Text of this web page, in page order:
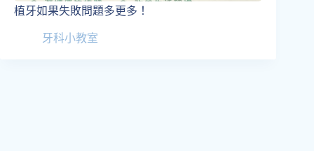
植牙如果失敗問題多更多！
牙科小教室